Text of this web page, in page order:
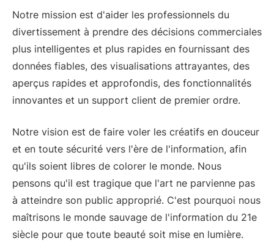
Notre mission est d'aider les professionnels du
divertissement à prendre des décisions commerciales
plus intelligentes et plus rapides en fournissant des
données fiables, des visualisations attrayantes, des
aperçus rapides et approfondis, des fonctionnalités
innovantes et un support client de premier ordre.
Notre vision est de faire voler les créatifs en douceur
et en toute sécurité vers l'ère de l'information, afin
qu'ils soient libres de colorer le monde. Nous
pensons qu'il est tragique que l'art ne parvienne pas
à atteindre son public approprié. C'est pourquoi nous
maîtrisons le monde sauvage de l'information du 21e
siècle pour que toute beauté soit mise en lumière.